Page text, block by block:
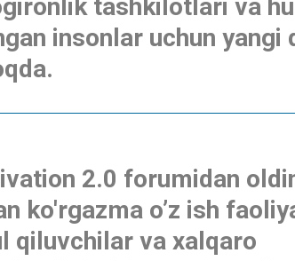
tashkilotlari va
insonlar uchun yangi
2.0 forumidan
ko'rgazma o’z ish
qiluvchilar va xalqaro